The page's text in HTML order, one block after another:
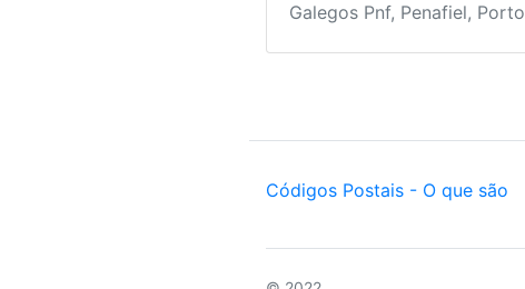
Galegos Pnf, Penafiel, Porto
Códigos Postais - O que são